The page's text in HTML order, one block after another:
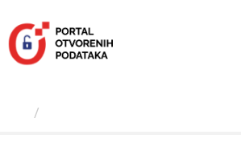
sadržaj